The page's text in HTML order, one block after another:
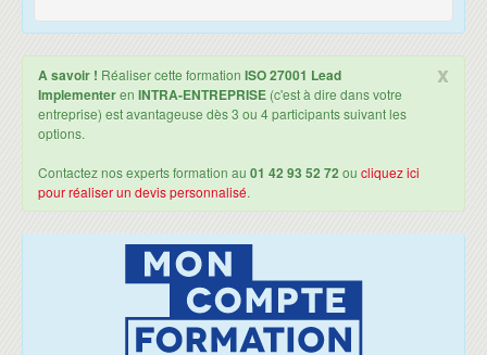
x
A savoir ! Réaliser cette formation ISO 27001 Lead
Implementeren INTRA-ENTREPRISE (c'est à dire dans votre
entreprise) est avantageuse dès 3 ou 4 participants suivant les
options.
Contactez nos experts formation au 01 42 93 52 72 ou cliquez ici
pour réaliser un devis personnalisé.